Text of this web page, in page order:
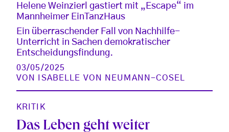
Helene Weinzierl gastiert mit „Escape“ im
Mannheimer EinTanzHaus
Ein überraschender Fall von Nachhilfe-
Unterricht in Sachen demokratischer
Entscheidungsfindung.
03/05/2025
VON
ISABELLE VON NEUMANN-COSEL
KRITIK
Das Leben geht weiter